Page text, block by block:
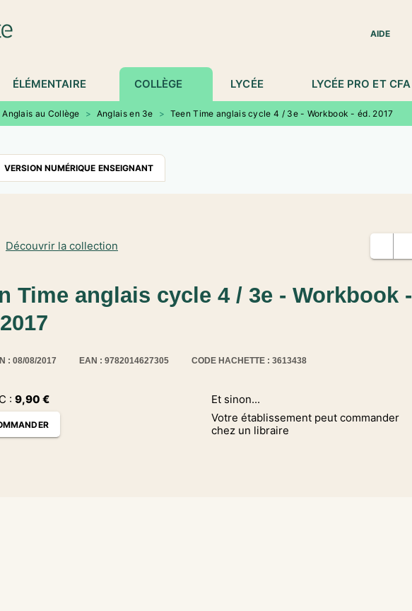
AIDE
ÉLÉMENTAIRE COLLÈGE LYCÉE LYCÉE PRO ET CFA
Anglais au Collège > Anglais en 3e > Teen Time anglais cycle 4 / 3e - Workbook - éd. 2017
VERSION NUMÉRIQUE ENSEIGNANT
Découvrir la collection
Time anglais cycle 4 / 3e - Workbook -
: 08/08/2017 EAN : 9782014627305 CODE HACHETTE : 3613438
: 9,90 €
Et sinon...
Votre établissement peut commander
chez un libraire